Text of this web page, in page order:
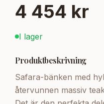
4 454 kr
I lager
Produktbeskrivning
Safara-bänken med
återvunnen massiv